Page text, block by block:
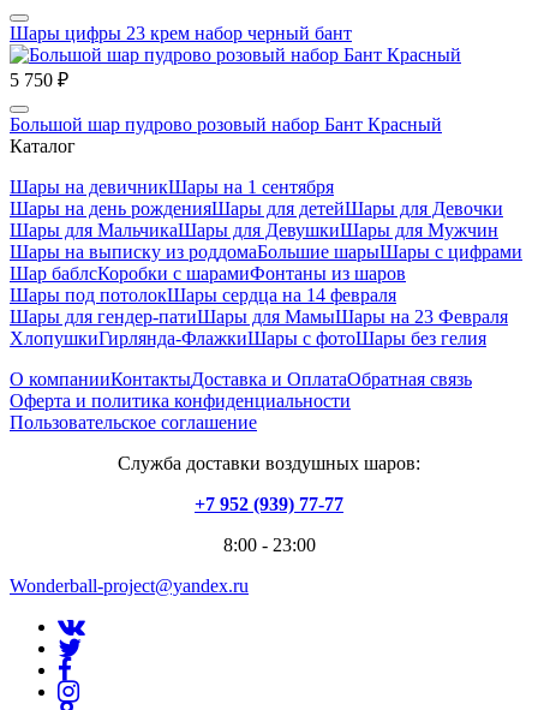
Шары цифры 23 крем набор черный бант
5 750 ₽
Большой шар пудрово розовый набор Бант Красный
Каталог
Шары на девичникШары на 1 сентября
Шары на день рожденияШары для детейШары для Девочки
Шары для МальчикаШары для ДевушкиШары для Мужчин
Шары на выписку из роддомаБольшие шарыШары с цифрами
Шар баблсКоробки с шарамиФонтаны из шаров
Шары под потолокШары сердца на 14 февраля
Шары для гендер-патиШары для МамыШары на 23 Февраля
ХлопушкиГирлянда-ФлажкиШары с фотоШары без гелия
О компанииКонтактыДоставка и ОплатаОбратная связь
Оферта и политика конфиденциальности
Пользовательское соглашение
Служба доставки воздушных шаров:
+7 952 (939) 77-77
8:00 - 23:00
Wonderball-project@yandex.ru